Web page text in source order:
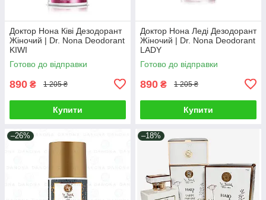
Доктор Нона Ківі Дезодорант
Жіночий | Dr. Nona Deodorant
KIWI
Готово до відправки
890 ₴ 1 205 ₴
Купити
Доктор Нона Леді Дезодорант
Жіночий | Dr. Nona Deodorant
LADY
Готово до відправки
890 ₴ 1 205 ₴
Купити
–26% –18%